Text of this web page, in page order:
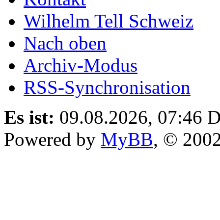
Wilhelm Tell Schweiz
Nach oben
Archiv-Modus
RSS-Synchronisation
Es ist: 09.08.2026, 07:46
Powered by MyBB, ©